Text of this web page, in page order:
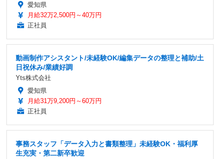
愛知県
月給32万2,500円～40万円
正社員
動画制作アシスタント/未経験OK/編集データの整理と補助/土
日祝休み/業績好調
Yts株式会社
愛知県
月給31万9,200円～60万円
正社員
事務スタッフ「データ入力と書類整理」未経験OK・福利厚
生充実・第二新卒歓迎